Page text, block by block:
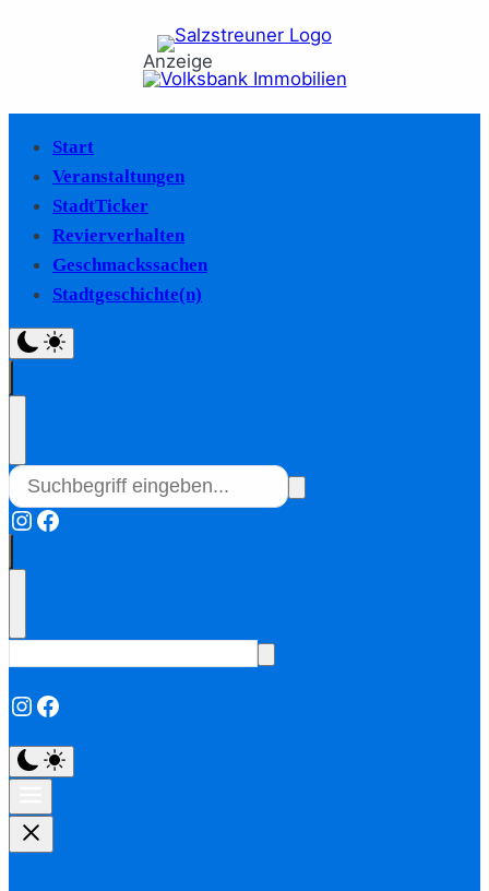
Anzeige
Start
Veranstaltungen
StadtTicker
Revierverhalten
Geschmackssachen
Stadtgeschichte(n)
Instagram
Facebook
Instagram
Facebook